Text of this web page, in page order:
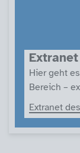
Extranet
Hier geht
Bereich –
Extranet